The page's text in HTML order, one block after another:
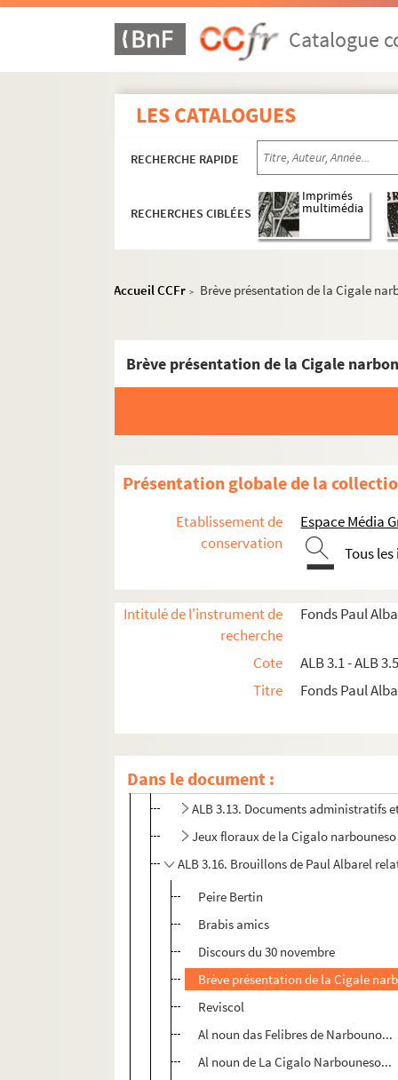
Catalogue
LES CATALOGUES
RECHERCHE RAPIDE
RECHERCHES CIBLÉES
Imprimés
multimédia
Accueil CCFr > Brève présentation de la Cigale
Brève présentation de la Cigale
Présentation globale de la
Etablissement de
conservation
Espace Média
Tous
Intitulé de l'instrument de
recherche
Fonds Paul
Cote
ALB 3.1 - ALB
Titre
Fonds Paul
Dans le document :
Activités et manifestations félibréennes
ALB 3.1. Carte de Félibre de Paul Albarel
Les dignités du Félibrige
Maintenance du Languedoc
L'association "La Cigalo narbouneso"
ALB 3.13. Documents administratifs
Jeux floraux de la Cigalo narbouneso
ALB 3.16. Brouillons de Paul Albarel
Peire Bertin
Brabis amics
Discours du 30 novembre
Brève présentation de la Cigale
Reviscol
Al noun das Felibres de Narbouno...
Al noun de La Cigalo Narbouneso...